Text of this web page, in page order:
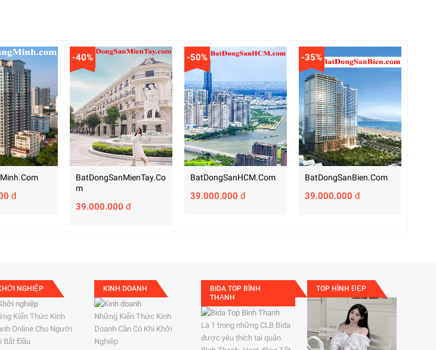
đ
-40%
BatDongSanMienTay.co
M
39.000.000 đ
-50%
BatDongSanHCM.com
39.000.000 đ
-35%
BatDongSanBien.com
39.000.000 đ
NGHIỆP
Kiến Thức Kinh
Online Cho Người
Bắt Đầu
KINH DOANH
Những Kiến Thức Kinh
Doanh Cần Có Khi Khởi
Nghiệp
BIDA TOP BÌNH
THẠNH
Là 1 trong những CLB Bida
được yêu thích tại quận
TOP HÌNH ĐẸP